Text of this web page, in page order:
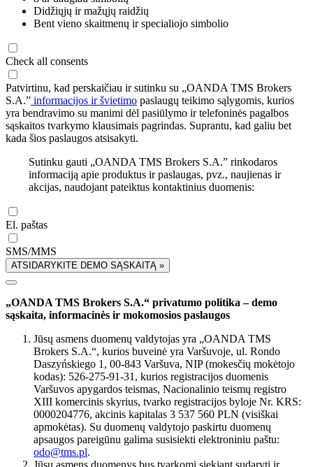
Didžiųjų ir mažųjų raidžių
Bent vieno skaitmenų ir specialiojo simbolio
Check all consents
Patvirtinu, kad perskaičiau ir sutinku su „OANDA TMS Brokers
S.A.” informacijos ir švietimo paslaugų teikimo sąlygomis, kurios
yra bendravimo su manimi dėl pasiūlymo ir telefoninės pagalbos
sąskaitos tvarkymo klausimais pagrindas. Suprantu, kad galiu bet
kada šios paslaugos atsisakyti.
Sutinku gauti „OANDA TMS Brokers S.A.” rinkodaros
informaciją apie produktus ir paslaugas, pvz., naujienas ir
akcijas, naudojant pateiktus kontaktinius duomenis:
El. paštas
SMS/MMS
ATSIDARYKITE DEMO SĄSKAITĄ »
„OANDA TMS Brokers S.A.“ privatumo politika – demo
sąskaita, informacinės ir mokomosios paslaugos
Jūsų asmens duomenų valdytojas yra „OANDA TMS
Brokers S.A.“, kurios buveinė yra Varšuvoje, ul. Rondo
Daszyńskiego 1, 00-843 Varšuva, NIP (mokesčių mokėtojo
kodas): 526-275-91-31, kurios registracijos duomenis
Varšuvos apygardos teismas, Nacionalinio teismų registro
XIII komercinis skyrius, tvarko registracijos byloje Nr. KRS:
0000204776, akcinis kapitalas 3 537 560 PLN (visiškai
apmokėtas). Su duomenų valdytojo paskirtu duomenų
apsaugos pareigūnu galima susisiekti elektroniniu paštu:
odo@tms.pl.
Jūsų asmens duomenys bus tvarkomi siekiant sudaryti ir